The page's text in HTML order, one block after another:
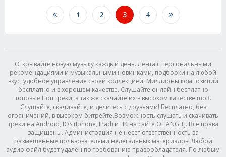
1 2 3 4
Открывайте новую музыку каждый день. Лента с персональными
рекомендациями и музыкальными новинками, подборки на любой
вкус, удобное управление своей коллекцией. Миллионы композиций
бесплатно и в хорошем качестве. Слушайте онлайн бесплатно
топовые Поп треки, а так же скачайте их в высоком качестве mp3.
Слушайте, скачивайте, и делитесь с друзьями! Бесплатно, без
ограничений, в высоком битрейте.Возможность слушать и скачивать
треки на Android, IOS (Iphone, IPad) и ПК на сайте OHANG.TJ. Все права
защищены. Администрация не несет ответственность за
размещенные пользователями нелегальных материалов! Любой
аудио файл будет удалён по требованию правообладателя. По любым